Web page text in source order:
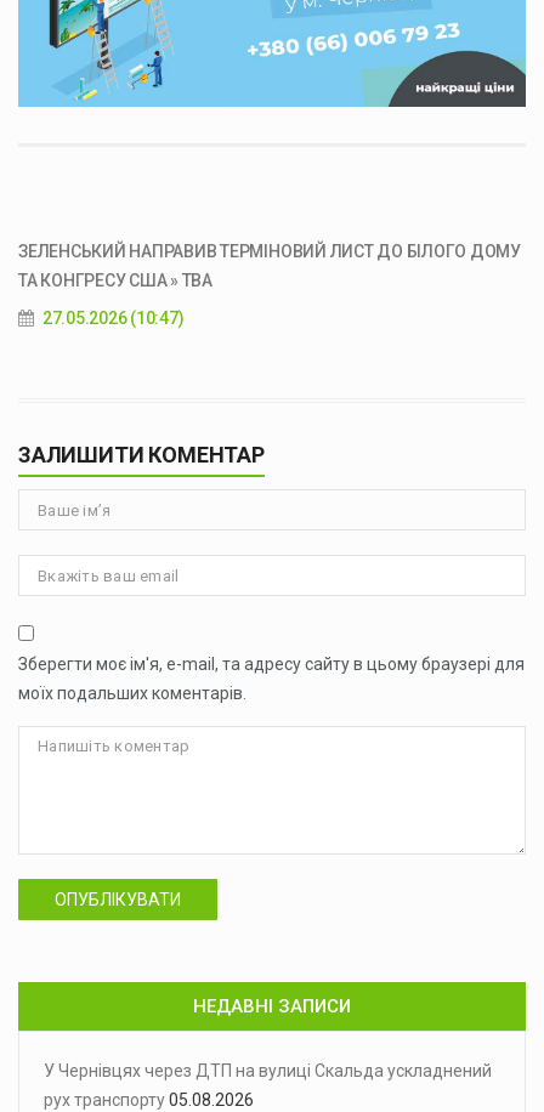
ЗЕЛЕНСЬКИЙ НАПРАВИВ ТЕРМІНОВИЙ ЛИСТ ДО БІЛОГО ДОМУ
ТА КОНГРЕСУ США » ТВА
27.05.2026 (10:47)
ЗАЛИШИТИ КОМЕНТАР
Зберегти моє ім'я, e-mail, та адресу сайту в цьому браузері для
моїх подальших коментарів.
ОПУБЛІКУВАТИ
НЕДАВНІ ЗАПИСИ
У Чернівцях через ДТП на вулиці Скальда ускладнений
рух транспорту05.08.2026